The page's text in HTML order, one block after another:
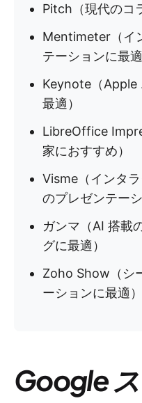
Pitch（現代のコ
Mentimeter（イ
テーションに最適
Keynote（Apple
最適）
LibreOffice
家におすすめ）
Visme（インタ
のプレゼンテー
ガンマ（AI 搭載
グに最適）
Zoho Show（シ
ーションに最適）
Google